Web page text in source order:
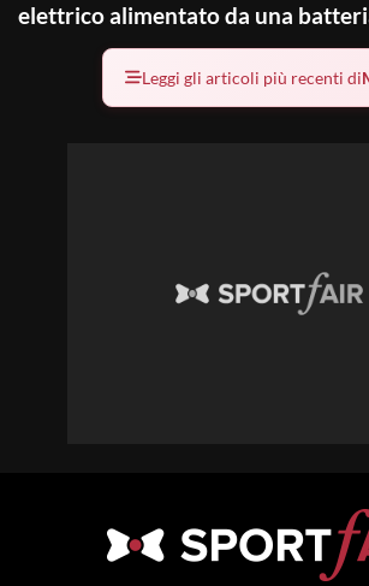
elettrico alimentato da una
Leggi gli articoli più recenti di